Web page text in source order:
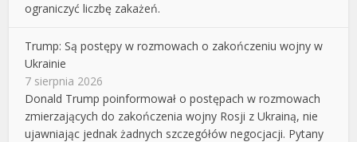
ograniczyć liczbę zakażeń.
Trump: Są postępy w rozmowach o zakończeniu wojny w
Ukrainie
7 sierpnia 2026
Donald Trump poinformował o postępach w rozmowach
zmierzających do zakończenia wojny Rosji z Ukrainą, nie
ujawniając jednak żadnych szczegółów negocjacji. Pytany